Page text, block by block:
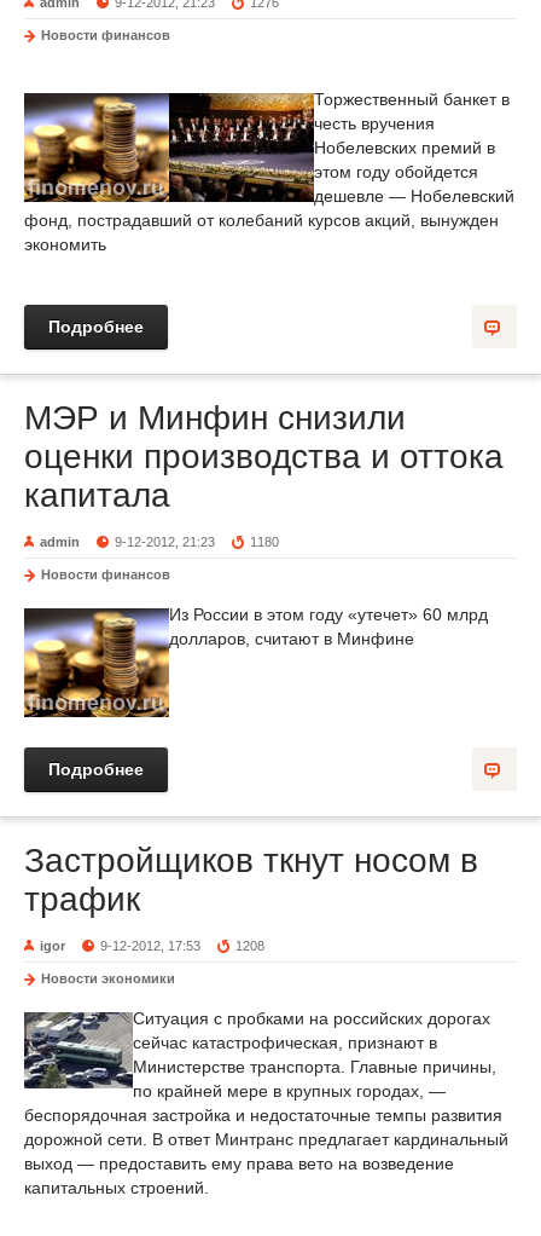
Новости финансов
Торжественный банкет в
честь вручения
Нобелевских премий в
этом году обойдется
дешевле — Нобелевский
фонд, пострадавший от колебаний курсов акций, вынужден
экономить
Подробнее
МЭР и Минфин снизили
оценки производства и оттока
капитала
admin 9-12-2012, 21:23 1180
Новости финансов
Из России в этом году «утечет» 60 млрд
долларов, считают в Минфине
Подробнее
Застройщиков ткнут носом в
трафик
igor 9-12-2012, 17:53 1208
Новости экономики
Ситуация с пробками на российских дорогах
сейчас катастрофическая, признают в
Министерстве транспорта. Главные причины,
по крайней мере в крупных городах, —
беспорядочная застройка и недостаточные темпы развития
дорожной сети. В ответ Минтранс предлагает кардинальный
выход — предоставить ему права вето на возведение
капитальных строений.